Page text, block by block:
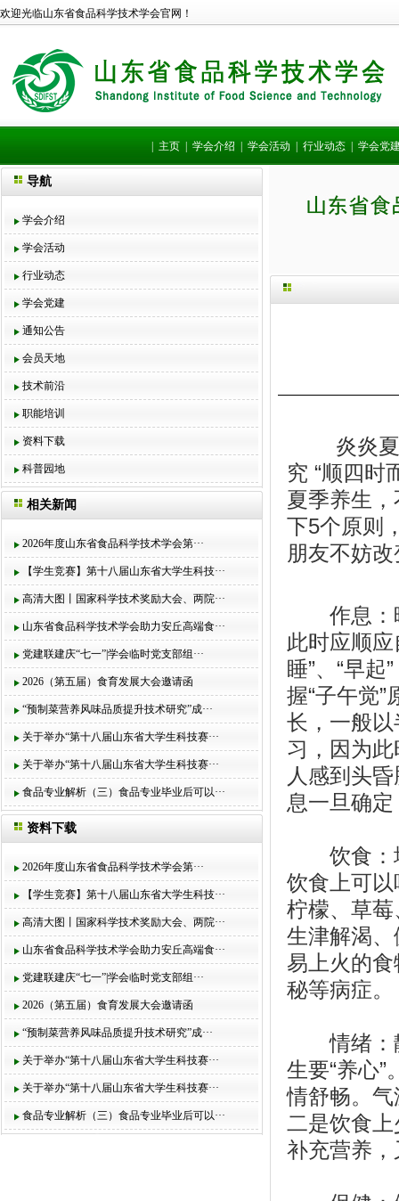
欢迎光临山东省食品科学技术学会官网！
主页| 学会介绍 学会活动 行业动态| 学会党
导航
学会介绍
学会活动
行业动态
学会党建
通知公告
会员天地
技术前沿
职能培训
资料下载
科普园地
相关新闻
2026年度山东省食品科学技术学会第···
【学生竞赛】第十八届山东省大学生科技···
高清大图丨国家科学技术奖励大会、两院···
山东省食品科学技术学会助力安丘高端食···
党建联建庆“七一”|学会临时党支部组···
2026（第五届）食育发展大会邀请函
“预制菜营养风味品质提升技术研究”成···
关于举办“第十八届山东省大学生科技赛···
关于举办“第十八届山东省大学生科技赛···
食品专业解析（三）食品专业毕业后可以···
资料下载
2026年度山东省食品科学技术学会第···
【学生竞赛】第十八届山东省大学生科技···
高清大图丨国家科学技术奖励大会、两院···
山东省食品科学技术学会助力安丘高端食···
党建联建庆“七一”|学会临时党支部组···
2026（第五届）食育发展大会邀请函
“预制菜营养风味品质提升技术研究”成···
关于举办“第十八届山东省大学生科技赛···
关于举办“第十八届山东省大学生科技赛···
食品专业解析（三）食品专业毕业后可以···
炎炎夏日
究 “顺四时
夏季养生
下5个原则
朋友不妨
作息：晚
此时应顺
睡”、“早
握“子午觉
长，一般
习，因为
人感到头
息一旦确
饮食：增
饮食上可
柠檬、草
生津解渴
易上火的
秘等病症。
情绪：静
生要“养心
情舒畅。
二是饮食
补充营养